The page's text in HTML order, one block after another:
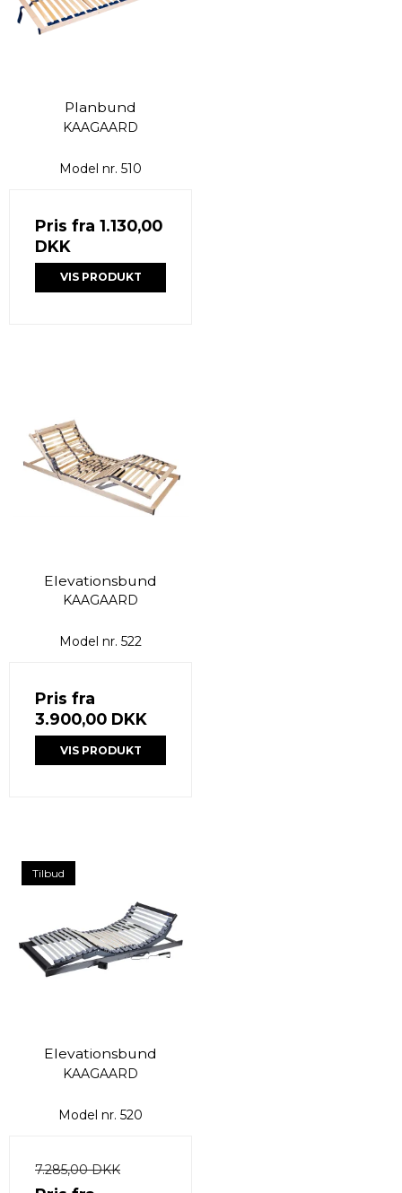
Planbund
KAAGAARD
Model nr. 510
Pris fra 1.130,00
DKK
VIS PRODUKT
Elevationsbund
KAAGAARD
Model nr. 522
Pris fra
3.900,00 DKK
VIS PRODUKT
Tilbud
Elevationsbund
KAAGAARD
Model nr. 520
7.285,00 DKK